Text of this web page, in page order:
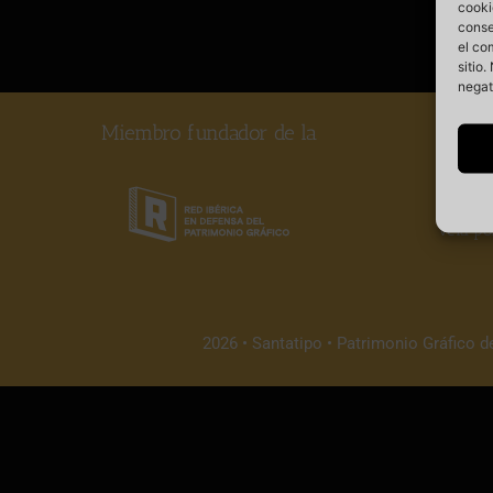
el
sitio.
Miembro fundador de la
vela
2026 • Santatipo • Patrimonio Gráfico